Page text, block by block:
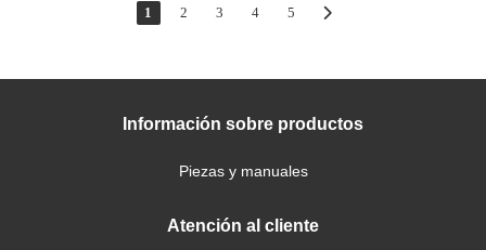
1 2 3 4 5
Información sobre productos
Piezas y manuales
Atención al cliente